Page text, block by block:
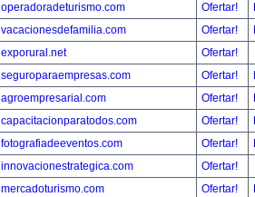
operadoradeturismo.com
Ofertar!
vacacionesdefamilia.com
Ofertar!
exporural.net
Ofertar!
seguroparaempresas.com
Ofertar!
agroempresarial.com
Ofertar!
capacitacionparatodos.com
Ofertar!
fotografiadeeventos.com
Ofertar!
innovacionestrategica.com
Ofertar!
mercadoturismo.com
Ofertar!